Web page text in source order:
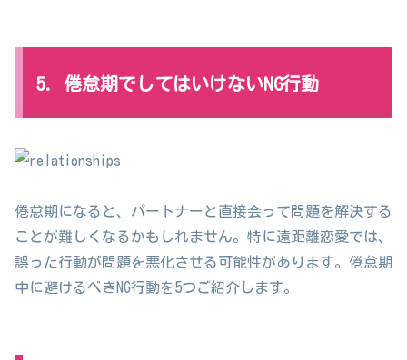
5. 倦怠期でしてはいけないNG行動
倦怠期になると、パートナーと直接会って問題を解決する
ことが難しくなるかもしれません。特に遠距離恋愛では、
誤った行動が問題を悪化させる可能性があります。倦怠期
中に避けるべきNG行動を5つご紹介します。